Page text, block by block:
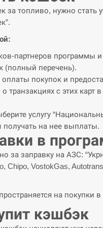
за топливо, нужно стать
партнеров программы и
(полный перечень).
покупок и
транзакциях с этих карт
услугу
получать на нее выплаты.
в
за заправку на АЗС:
Chipo, VostokGas,
на покупки
кэшбэк